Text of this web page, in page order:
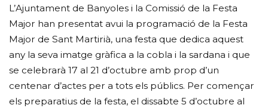
L’Ajuntament de Banyoles i la Comissió de la Festa
Major han presentat avui la programació de la Festa
Major de Sant Martirià, una festa que dedica aquest
any la seva imatge gràfica a la cobla i la sardana i que
se celebrarà 17 al 21 d’octubre amb prop d’un
centenar d’actes per a tots els públics. Per començar
els preparatius de la festa, el dissabte 5 d’octubre al